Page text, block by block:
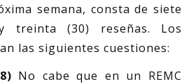
semana, consta de siete
treinta (30) reseñas. Los
las siguientes cuestiones:
No cabe que en un REMC